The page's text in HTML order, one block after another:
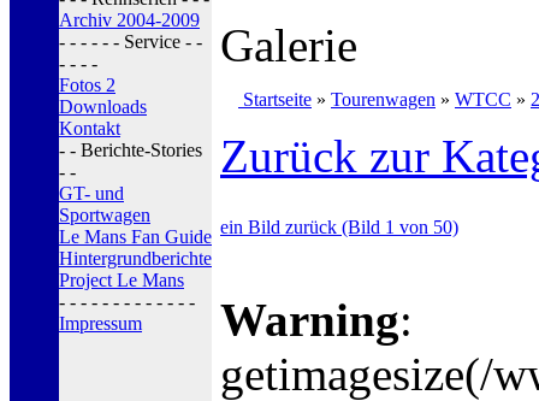
Archiv 2004-2009
- - - - - - Service - -
- - - -
Fotos 2
Downloads
Kontakt
- - Berichte-Stories
- -
GT- und
Sportwagen
Le Mans Fan Guide
Hintergrundberichte
Project Le Mans
- - - - - - - - - - - - -
Impressum
Galerie
Startseite » Tourenwagen » WTCC »
Zurück zur
ein Bild zurück (Bild 1 von 50)
Warning:
getimagesize(/